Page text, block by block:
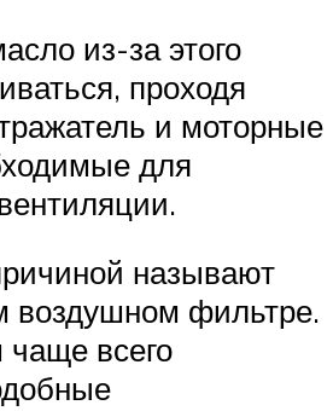
из-за этого
проходя
и моторные
для
называют
воздушном фильтре.
всего